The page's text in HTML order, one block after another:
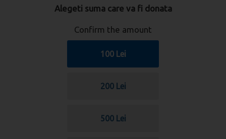
Alegeti suma care va fi donata
Confirm the amount
100 Lei
200 Lei
500 Lei